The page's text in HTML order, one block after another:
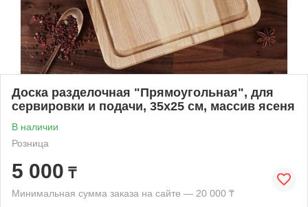
Доска разделочная "Прямоугольная", для
сервировки и подачи, 35х25 см, массив ясеня
В наличии
Розница
5 000 ₸
Минимальная сумма заказа на сайте — 20 000 ₸